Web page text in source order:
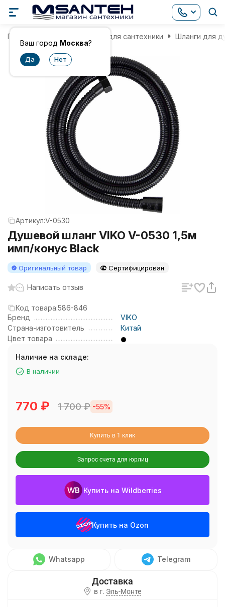
Ваш город Москва?
Главная Комплектующие для сантехники Шланги для
Артикул:V-0530
Душевой шланг VIKO V-0530 1,5м
имп/конус Black
Оригинальный товар Сертифицирован
Написать отзыв
Код товара:586-846
Бренд
VIKO
Страна-изготовитель
Китай
Цвет товара
Наличие на складе:
В наличии
770 ₽ 1 700₽ -55%
Купить в 1 клик
Запрос счета для юрлиц
Купить на Wildberries
Купить на Ozon
Whatsapp Telegram
в г. Эль-Монте